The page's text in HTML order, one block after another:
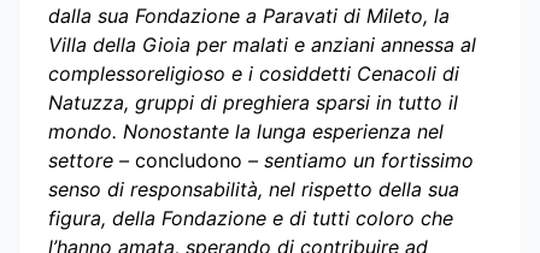
dalla sua Fondazione a Paravati di Mileto, la
Villa della Gioia per malati e anziani annessa al
complessoreligioso e i cosiddetti Cenacoli di
Natuzza, gruppi di preghiera sparsi in tutto il
mondo. Nonostante la lunga esperienza nel
settore – concludono – sentiamo un fortissimo
senso di responsabilità, nel rispetto della sua
figura, della Fondazione e di tutti coloro che
l’hanno amata, sperando di contribuire ad